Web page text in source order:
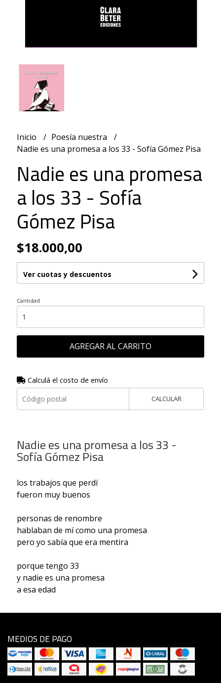
Inicio
Poesía nuestra
Nadie es una promesa a los 33 - Sofía Gómez Pisa
Nadie es una promesa
a los 33 - Sofía
Gómez Pisa
$18.000,00
Ver cuotas y descuentos
Cantidad
AGREGAR AL CARRITO
Calculá el costo de envío
CALCULAR
Nadie es una promesa a los 33 -
Sofía Gómez Pisa
los trabajos que perdí
fueron muy buenos
personas de renombre
hablaban de mí como una promesa
pero yo sabía que era mentira
porque tengo 33
y nadie es una promesa
a esa edad
MEDIOS DE PAGO